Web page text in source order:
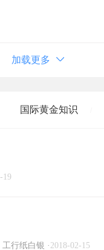
加载更多
国际黄金知识
19
工行纸白银 · 2018-02-15